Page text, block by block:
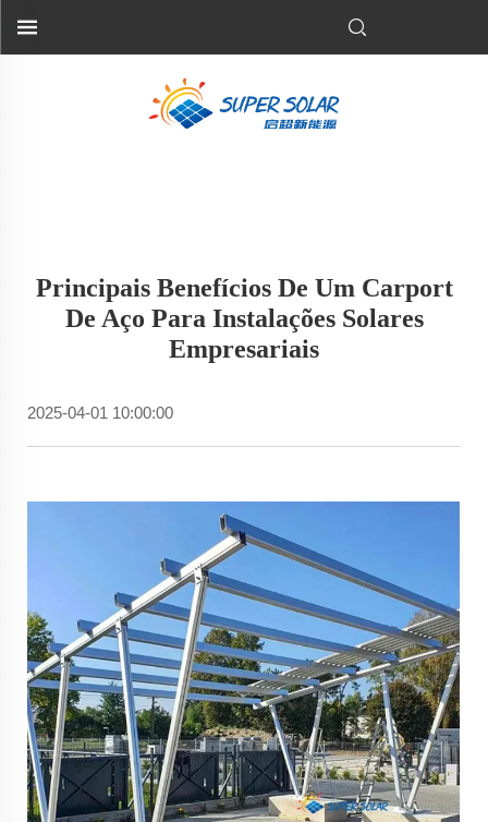
Principais Benefícios De Um Carport
De Aço Para Instalações Solares
Empresariais
2025-04-01 10:00:00